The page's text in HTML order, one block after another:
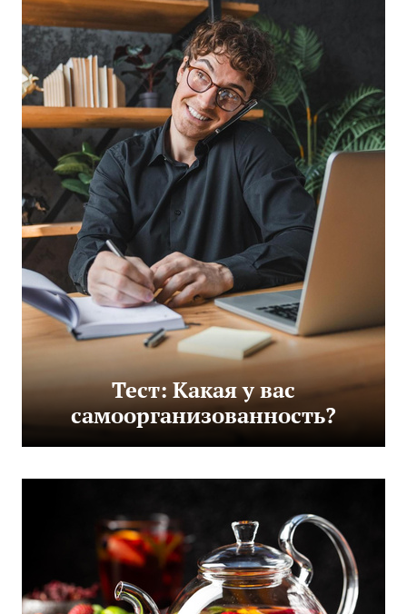
Тест: Какая у вас
самоорганизованность?